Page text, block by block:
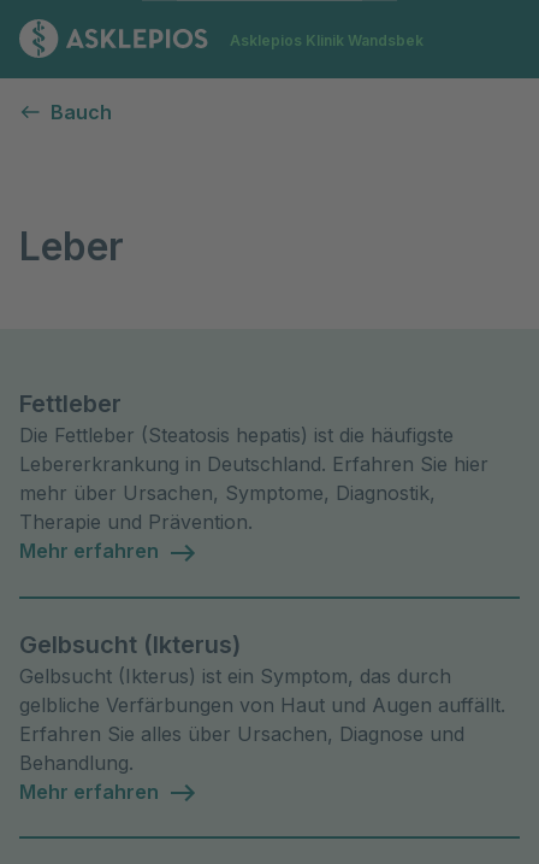
Zur Startseite
Asklepios Klinik Wandsbek
Bauch
Leber
Fettleber
Die Fettleber (Steatosis hepatis) ist die häufigste
Lebererkrankung in Deutschland. Erfahren Sie hier
mehr über Ursachen, Symptome, Diagnostik,
Therapie und Prävention.
Mehr erfahren
Gelbsucht (Ikterus)
Gelbsucht (Ikterus) ist ein Symptom, das durch
gelbliche Verfärbungen von Haut und Augen auffällt.
Erfahren Sie alles über Ursachen, Diagnose und
Behandlung.
Mehr erfahren